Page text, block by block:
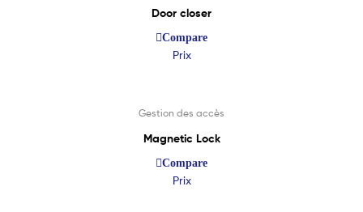
Door closer
Compare
Prix
Gestion des accès
Magnetic Lock
Compare
Prix